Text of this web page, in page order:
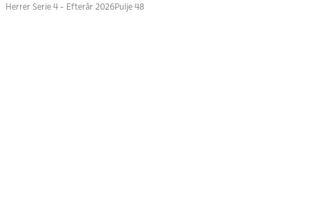
Herrer Serie 4 - Efterår 2026Pulje 48